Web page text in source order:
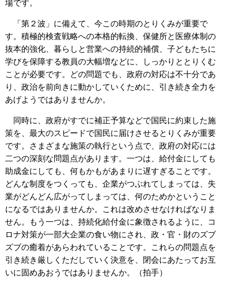
場です。
「第２波」に備えて、今この時期のとりくみが重要で
す。積極的検査戦略への本格的転換、保健所と医療体制の
抜本的強化、暮らしと営業への持続的補償、子どもたちに
学びを保障する教員の大幅増などに、しっかりととりくむ
ことが必要です。どの問題でも、政府の対応は不十分であ
り、政治を前向きに動かしていくために、引き続き全力を
あげようではありませんか。
同時に、政府がすでに補正予算などで国民に約束した施
策を、最大のスピードで国民に届けさせるとりくみが重要
です。さまざまな施策の執行という点で、政府の対応には
二つの深刻な問題点があります。一つは、給付金にしても
助成金にしても、何もかもがあまりに遅すぎることです。
どんな制度をつくっても、企業がつぶれてしまっては、失
業がどんどん広がってしまっては、何のためかということ
になるではありませんか。これは改めさせなければなりま
せん。もう一つは、持続化給付金に象徴されるように、コ
ロナ対策が一部大企業の食い物にされ、政・官・財のズブ
ズブの癒着があらわれていることです。これらの問題点を
引き続き厳しくただしていく決意を、閉会にあたってお互
いに固めあおうではありませんか。（拍手）